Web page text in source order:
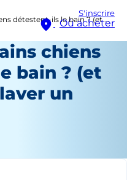
S'inscrire
Où acheter
bain ? (et conseils pour laver un chien effrayé)
chiens
bain ? (et
un